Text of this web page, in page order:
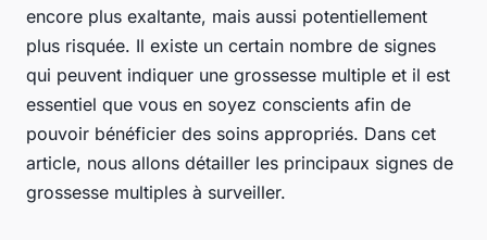
encore plus exaltante, mais aussi potentiellement
plus risquée. Il existe un certain nombre de signes
qui peuvent indiquer une grossesse multiple et il est
essentiel que vous en soyez conscients afin de
pouvoir bénéficier des soins appropriés. Dans cet
article, nous allons détailler les principaux signes de
grossesse multiples à surveiller.